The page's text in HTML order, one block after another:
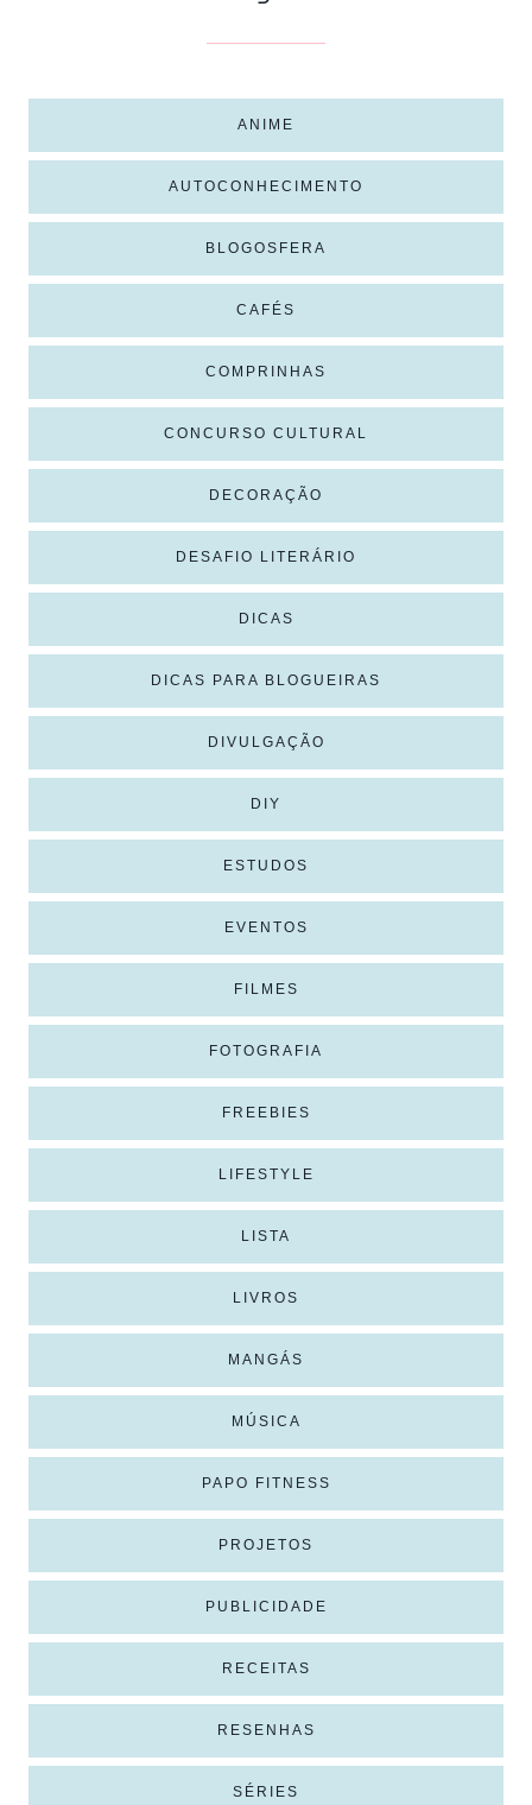
ANIME
AUTOCONHECIMENTO
BLOGOSFERA
CAFÉS
COMPRINHAS
CONCURSO CULTURAL
DECORAÇÃO
DESAFIO LITERÁRIO
DICAS
DICAS PARA BLOGUEIRAS
DIVULGAÇÃO
DIY
ESTUDOS
EVENTOS
FILMES
FOTOGRAFIA
FREEBIES
LIFESTYLE
LISTA
LIVROS
MANGÁS
MÚSICA
PAPO FITNESS
PROJETOS
PUBLICIDADE
RECEITAS
RESENHAS
SÉRIES